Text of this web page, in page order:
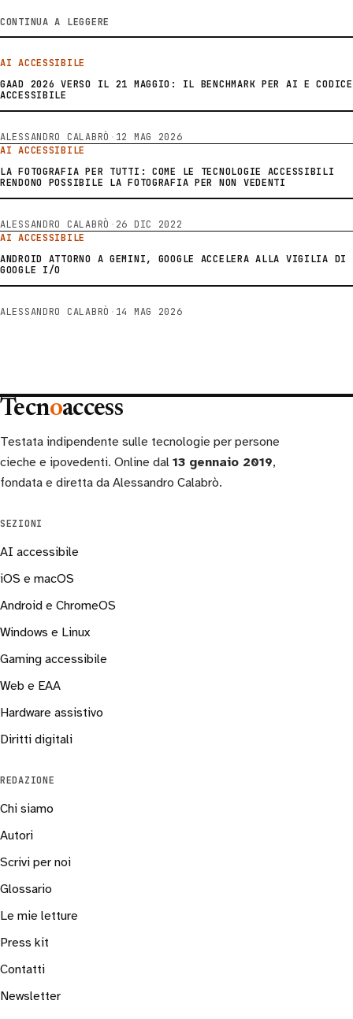
CONTINUA A LEGGERE
AI ACCESSIBILE
GAAD 2026 VERSO IL 21 MAGGIO: IL BENCHMARK PER AI E CODICE
ACCESSIBILE
ALESSANDRO CALABRÒ · 12 MAG 2026
AI ACCESSIBILE
LA FOTOGRAFIA PER TUTTI: COME LE TECNOLOGIE ACCESSIBILI
RENDONO POSSIBILE LA FOTOGRAFIA PER NON VEDENTI
ALESSANDRO CALABRÒ · 26 DIC 2022
AI ACCESSIBILE
ANDROID ATTORNO A GEMINI, GOOGLE ACCELERA ALLA VIGILIA DI
GOOGLE I/O
ALESSANDRO CALABRÒ · 14 MAG 2026
Tecnoaccess
Testata indipendente sulle tecnologie per persone
cieche e ipovedenti. Online dal 13 gennaio 2019,
fondata e diretta da Alessandro Calabrò.
SEZIONI
AI accessibile
iOS e macOS
Android e ChromeOS
Windows e Linux
Gaming accessibile
Web e EAA
Hardware assistivo
Diritti digitali
REDAZIONE
Chi siamo
Autori
Scrivi per noi
Glossario
Le mie letture
Press kit
Contatti
Newsletter